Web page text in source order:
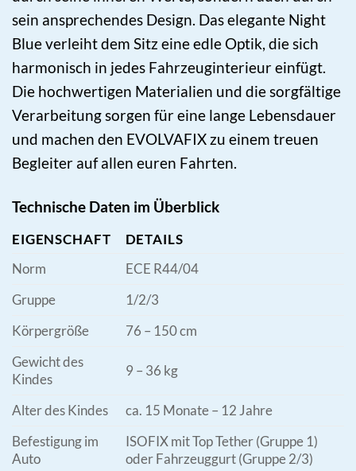
sein ansprechendes Design. Das elegante Night
Blue verleiht dem Sitz eine edle Optik, die sich
harmonisch in jedes Fahrzeuginterieur einfügt.
Die hochwertigen Materialien und die sorgfältige
Verarbeitung sorgen für eine lange Lebensdauer
und machen den EVOLVAFIX zu einem treuen
Begleiter auf allen euren Fahrten.
Technische Daten im Überblick
EIGENSCHAFT
DETAILS
Norm
ECE R44/04
Gruppe
1/2/3
Körpergröße
76 – 150 cm
Gewicht des
Kindes
9 – 36 kg
Alter des Kindes
ca. 15 Monate – 12 Jahre
Befestigung im
Auto
ISOFIX mit Top Tether (Gruppe 1)
oder Fahrzeuggurt (Gruppe 2/3)